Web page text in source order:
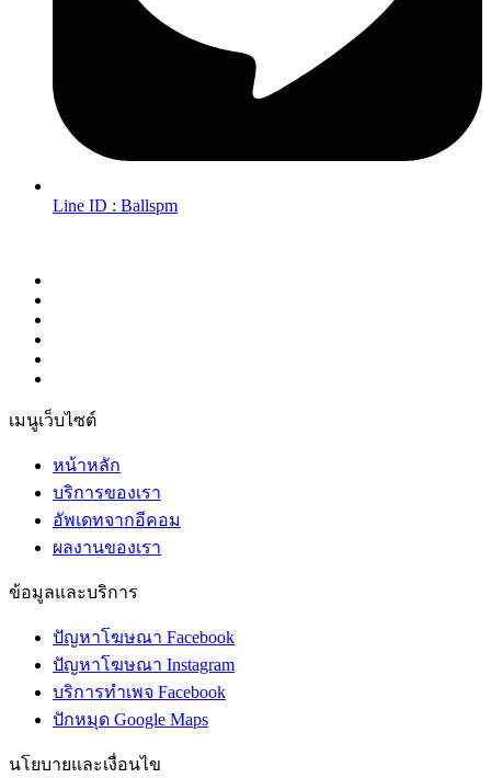
Line ID : Ballspm
เมนูเว็บไซต์
หน้าหลัก
บริการของเรา
อัพเดทจากอีคอม
ผลงานของเรา
ข้อมูลและบริการ
ปัญหาโฆษณา Facebook
ปัญหาโฆษณา Instagram
บริการทำเพจ Facebook
ปักหมุด Google Maps
นโยบายและเงื่อนไข